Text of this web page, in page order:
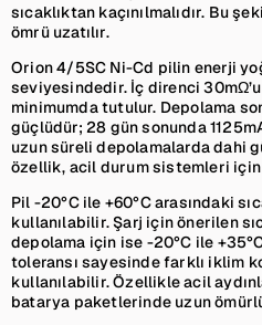
sıcaklıktan kaçınılmalıdır. Bu
ömrü uzatılır.
Orion 4/5SC Ni-Cd pilin enerji
seviyesindedir. İç direnci
minimumda tutulur. Depolama
güçlüdür; 28 gün sonunda
uzun süreli depolamalarda dahi
özellik, acil durum sistemleri
Pil -20°C ile +60°C arasındaki
kullanılabilir. Şarj için önerilen
depolama için ise -20°C ile
toleransı sayesinde farklı iklim
kullanılabilir. Özellikle acil
batarya paketlerinde uzun